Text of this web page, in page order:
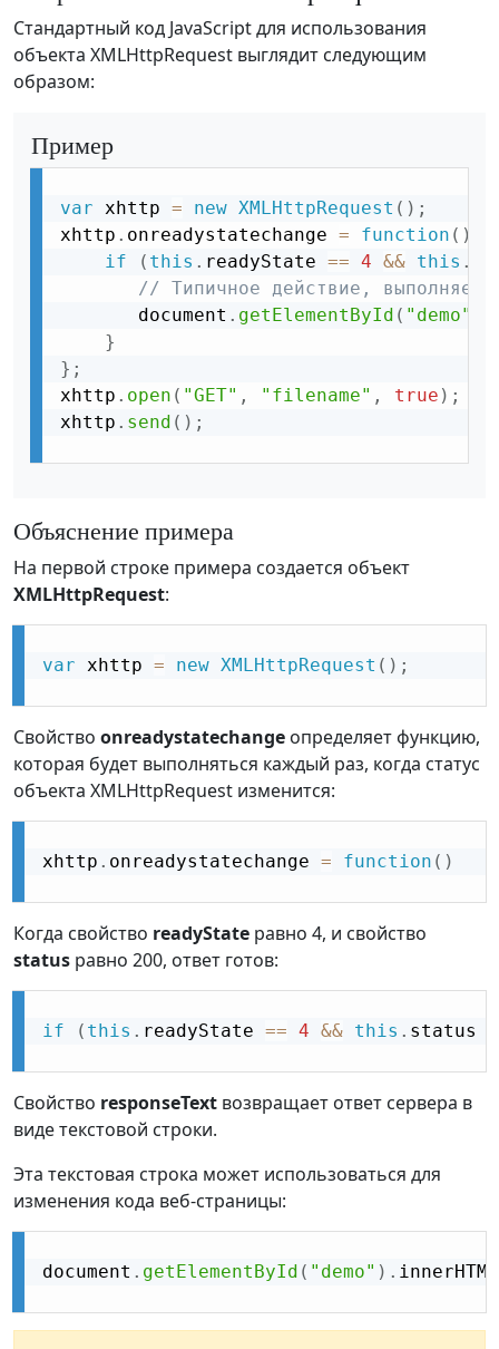
Стандартный код JavaScript для использования
объекта XMLHttpRequest выглядит следующим
образом:
Пример
var xhttp = new XMLHttpRequest ( ) ;
xhttp . onreadystatechange = function ( )
if
( this . readyState == 4 && this .
// Типичное действие,
       document
. getElementById ( "demo"
}
} ;
xhttp . open ( "GET" , "filename" , true ) ;
xhttp . send ( ) ;
Объяснение примера
На первой строке примера создается объект
XMLHttpRequest:
var xhttp = new XMLHttpRequest ( ) ;
Свойство onreadystatechange определяет функцию,
которая будет выполняться каждый раз, когда статус
объекта XMLHttpRequest изменится:
xhttp . onreadystatechange = function ( )
Когда свойство readyState равно 4, и свойство
status равно 200, ответ готов:
if ( this . readyState == 4 && this . status
Свойство responseText возвращает ответ сервера в
виде текстовой строки.
Эта текстовая строка может использоваться для
изменения кода веб-страницы:
document . getElementById ( "demo" ) .